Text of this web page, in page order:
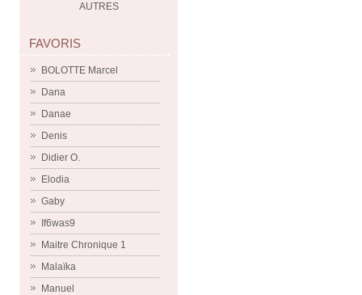
AUTRES
FAVORIS
BOLOTTE Marcel
Dana
Danae
Denis
Didier O.
Elodia
Gaby
If6was9
Maitre Chronique 1
Malaïka
Manuel